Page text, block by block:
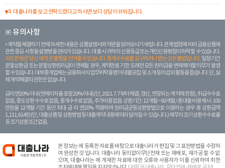
대출나라를 보고 연락드렸다고 하시면 보다 상담이 쉬워집니다.
※ 유의사항
계약을 체결하기 전에 자세한 내용은 상품설명서와 약관을 읽어보시기 바랍니다. 관계 법령에 따라 금융상품에
관한 중요 사항을 설명받을 권리가 있습니다. 대 출 시 귀하의 신용등급 또는 개인신용평점이 하락할 수 있습니다.
과도한 빚은 당신 에게 큰 불행을 안겨줄 수 있습니다. 중개수수료를 요구하거나 받는 것은 불법입니다. 일정 기간
분할상환금 또는 분할상환원리금이 연체될 경우, 계약만료 기한 도래전 모든 원리금을 변제해야할 의무가 발생
할 수 있습니다. 대부중개업체는 금융회사의 업무위탁을 받아 대출모집 및 소개 등의 섭외 활동을 돕습니다. 단, 실
제 계약체결의 권한은 없습니다.
금리 연20% 이내 (연체이자율 포함 20% 이내) (단, 2021. 7. 7부터 체결, 갱신, 연장되는 계 약에 한함), 취급수수료
없음, 중도상환 수수료 없음, 중개수수료 없음, 추가비용 없음. 상환기간 : 12개월 ~ 60개월 / 총 대출 비용 예시 : 100
만원을 12개월 기간 동안 최대 금 리 연20% 적용하여 원리금균등상환방법으로 이용하는 경우 총 상환금액
1,111,614원 (단, 대출상품 및 상환방법 등 대출계약 내용에 따라 달라질 수 있습니다.) 채무의 조기 상환수수료율
등 조기상환조건 없음.
본 정보는에 등록한 자료를 바탕으로 대출나라가 편집 및 그 표현방법을 수정하
여 완성한 것 입니다. 대출나라 동의없이무단전재 또는 재배포, 재가공 할 수 없
으며, 대출나라는 에 게재한 자료에 대한 오류와 사용자가 이를 신뢰하여 취한